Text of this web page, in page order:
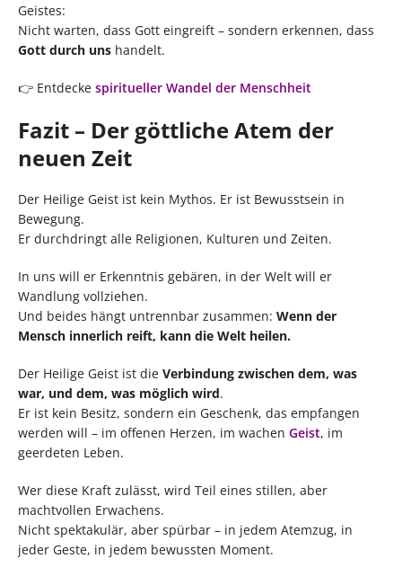
Geistes:
Nicht warten, dass Gott eingreift – sondern erkennen, dass
Gott durch uns handelt.
👉 Entdecke spiritueller Wandel der Menschheit
Fazit – Der göttliche Atem der
neuen Zeit
Der Heilige Geist ist kein Mythos. Er ist Bewusstsein in
Bewegung.
Er durchdringt alle Religionen, Kulturen und Zeiten.
In uns will er Erkenntnis gebären, in der Welt will er
Wandlung vollziehen.
Und beides hängt untrennbar zusammen: Wenn der
Mensch innerlich reift, kann die Welt heilen.
Der Heilige Geist ist die Verbindung zwischen dem, was
war, und dem, was möglich wird.
Er ist kein Besitz, sondern ein Geschenk, das empfangen
werden will – im offenen Herzen, im wachen Geist, im
geerdeten Leben.
Wer diese Kraft zulässt, wird Teil eines stillen, aber
machtvollen Erwachens.
Nicht spektakulär, aber spürbar – in jedem Atemzug, in
jeder Geste, in jedem bewussten Moment.